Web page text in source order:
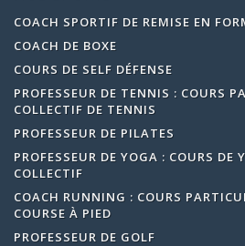
COACH SPORTIF DE REMISE EN
COACH DE BOXE
COURS DE SELF DÉFENSE
PROFESSEUR DE TENNIS : COURS
COLLECTIF DE TENNIS
PROFESSEUR DE PILATES
PROFESSEUR DE YOGA : COURS
COLLECTIF
COACH RUNNING : COURS
COURSE À PIED
PROFESSEUR DE GOLF